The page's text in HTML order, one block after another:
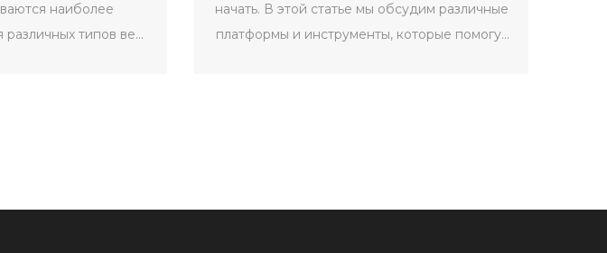
наиболее
типов веб-
начать. В этой статье мы обсудим различные
платформы и инструменты, которые помогут